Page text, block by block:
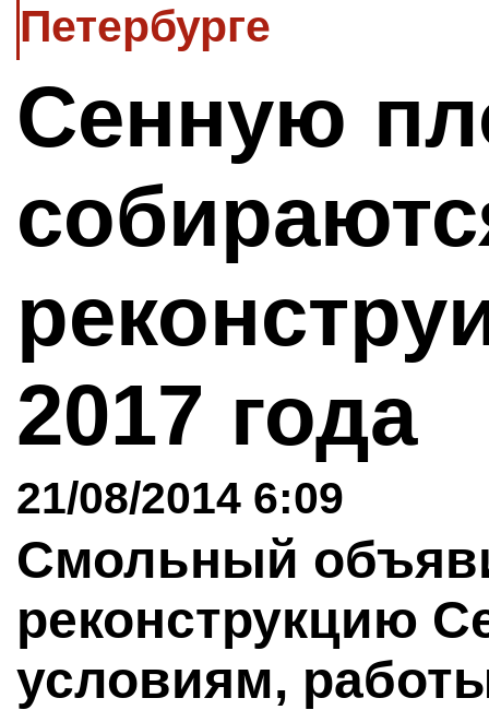
Петербурге
Сенную
2017 года
21/08/2014 6:09
Смольный
реконструкцию
условиям,